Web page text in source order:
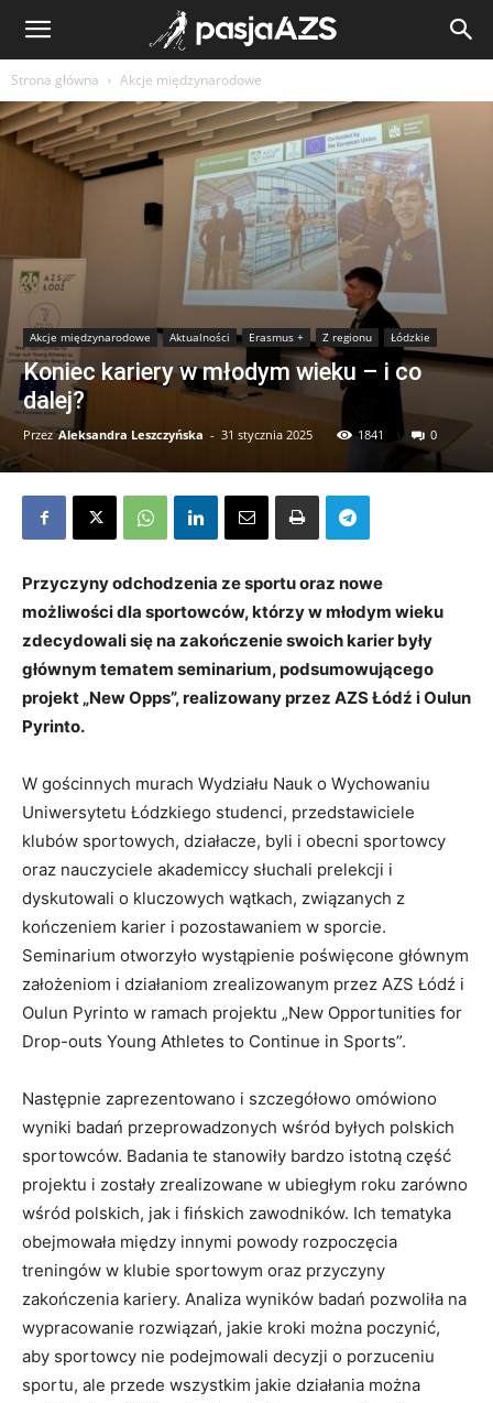
Strona główna Akcje międzynarodowe
Akcje międzynarodowe Aktualności Erasmus + Z regionu Łódzkie
Koniec kariery w młodym wieku – i co
dalej?
Przez Aleksandra Leszczyńska - 31 stycznia 2025 1841 0
Przyczyny odchodzenia ze sportu oraz nowe
możliwości dla sportowców, którzy w młodym wieku
zdecydowali się na zakończenie swoich karier były
głównym tematem seminarium, podsumowującego
projekt „New Opps”, realizowany przez AZS Łódź i Oulun
Pyrinto.
W gościnnych murach Wydziału Nauk o Wychowaniu
Uniwersytetu Łódzkiego studenci, przedstawiciele
klubów sportowych, działacze, byli i obecni sportowcy
oraz nauczyciele akademiccy słuchali prelekcji i
dyskutowali o kluczowych wątkach, związanych z
kończeniem karier i pozostawaniem w sporcie.
Seminarium otworzyło wystąpienie poświęcone głównym
założeniom i działaniom zrealizowanym przez AZS Łódź i
Oulun Pyrinto w ramach projektu „New Opportunities for
Drop-outs Young Athletes to Continue in Sports”.
Następnie zaprezentowano i szczegółowo omówiono
wyniki badań przeprowadzonych wśród byłych polskich
sportowców. Badania te stanowiły bardzo istotną część
projektu i zostały zrealizowane w ubiegłym roku zarówno
wśród polskich, jak i fińskich zawodników. Ich tematyka
obejmowała między innymi powody rozpoczęcia
treningów w klubie sportowym oraz przyczyny
zakończenia kariery. Analiza wyników badań pozwoliła na
wypracowanie rozwiązań, jakie kroki można poczynić,
aby sportowcy nie podejmowali decyzji o porzuceniu
sportu, ale przede wszystkim jakie działania można